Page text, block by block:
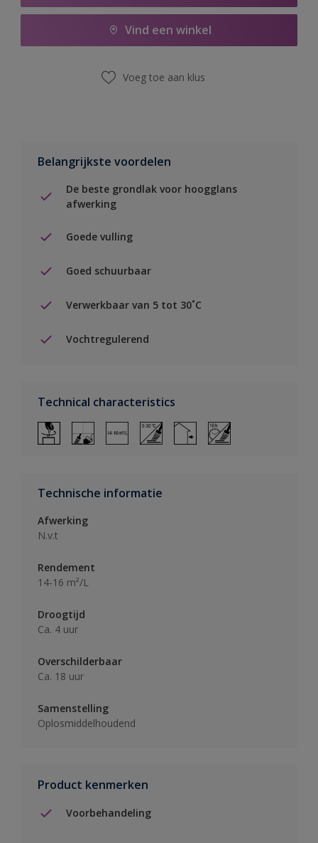
Vind een winkel
Voeg toe aan klus
Belangrijkste voordelen
De beste grondlak voor hoogglans
afwerking
Goede vulling
Goed schuurbaar
Verwerkbaar van 5 tot 30˚C
Vochtregulerend
Technical characteristics
Technische informatie
Afwerking
N.v.t
Rendement
14-16 m²/L
Droogtijd
Ca. 4 uur
Overschilderbaar
Ca. 18 uur
Samenstelling
Oplosmiddelhoudend
Product kenmerken
Voorbehandeling